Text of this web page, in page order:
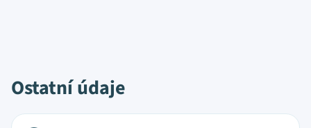
Ostatní údaje